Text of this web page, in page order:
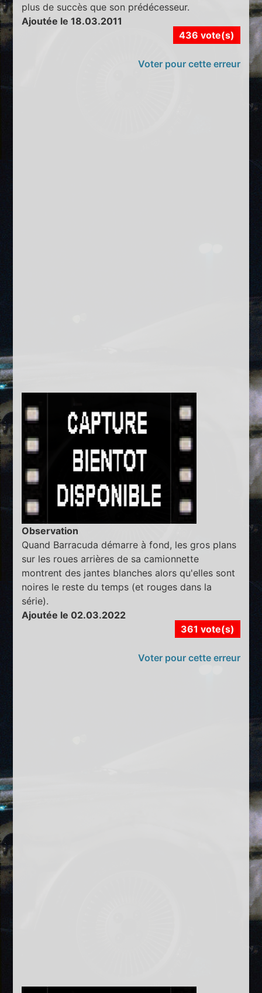
plus de succès que son prédécesseur.
Ajoutée le 18.03.2011
436 vote(s)
Voter pour cette erreur
Observation
Quand Barracuda démarre à fond, les gros plans
sur les roues arrières de sa camionnette
montrent des jantes blanches alors qu'elles sont
noires le reste du temps (et rouges dans la
série).
Ajoutée le 02.03.2022
361 vote(s)
Voter pour cette erreur